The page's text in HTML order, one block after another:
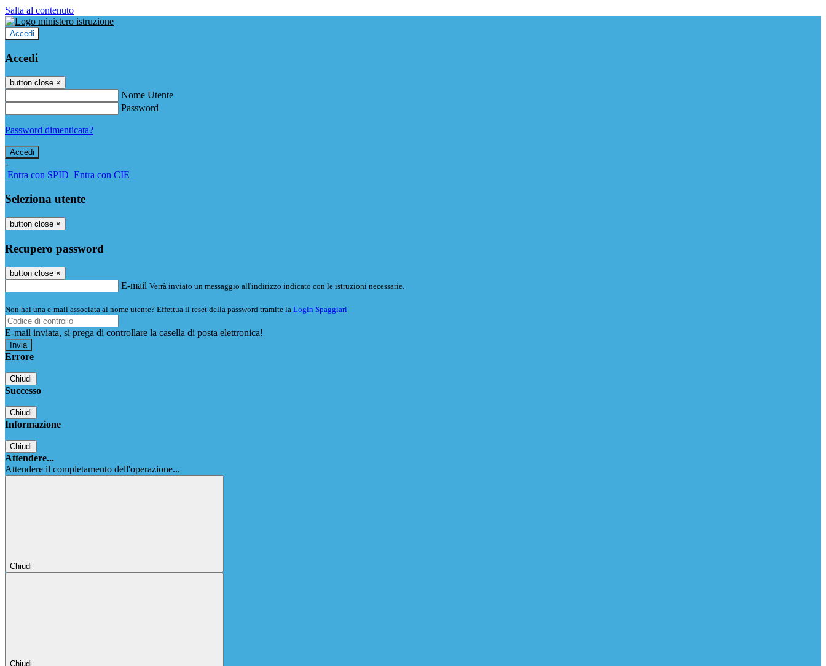
Salta al contenuto
Accedi
Accedi
button close ×
Nome Utente
Password
Password dimenticata?
-
Entra con SPID Entra con CIE
Seleziona utente
button close ×
Recupero password
button close ×
E-mail Verrà inviato un messaggio all'indirizzo indicato con le istruzioni necessarie.
Non hai una e-mail associata al nome utente? Effettua il reset della password tramite la Login Spaggiari
E-mail inviata, si prega di controllare la casella di posta elettronica!
Errore
Chiudi
Successo
Chiudi
Informazione
Chiudi
Attendere...
Attendere il completamento dell'operazione...
Chiudi
Chiudi